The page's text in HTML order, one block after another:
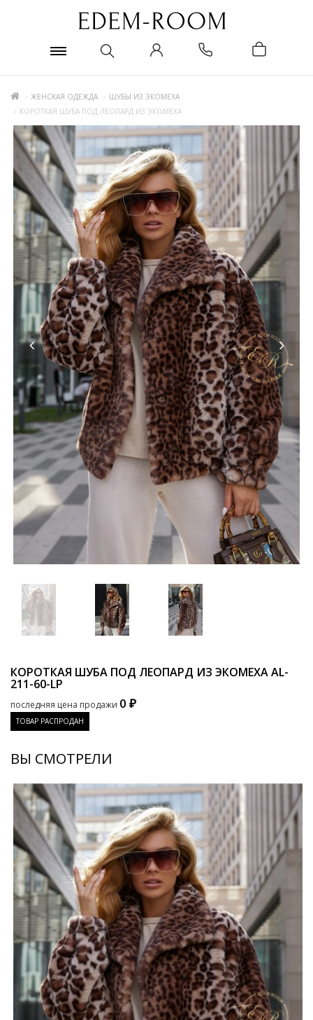
ЖЕНСКАЯ ОДЕЖДА
ШУБЫ ИЗ ЭКОМЕХА
КОРОТКАЯ ШУБА ПОД ЛЕОПАРД ИЗ ЭКОМЕХА
КОРОТКАЯ ШУБА ПОД ЛЕОПАРД ИЗ ЭКОМЕХАAL-
211-60-LP
последняя цена продажи 0 ₽
ТОВАР РАСПРОДАН
ВЫ СМОТРЕЛИ